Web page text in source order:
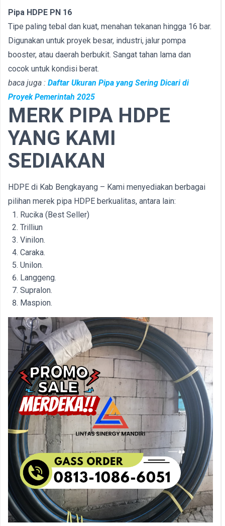
Pipa HDPE PN 16
Tipe paling tebal dan kuat, menahan tekanan hingga 16 bar.
Digunakan untuk proyek besar, industri, jalur pompa
booster, atau daerah berbukit. Sangat tahan lama dan
cocok untuk kondisi berat.
baca juga : Daftar Ukuran Pipa yang Sering Dicari di
Proyek Pemerintah 2025
MERK PIPA HDPE
YANG KAMI
SEDIAKAN
HDPE di Kab Bengkayang – Kami menyediakan berbagai
pilihan merek pipa HDPE berkualitas, antara lain:
Rucika (Best Seller)
Trilliun
Vinilon.
Caraka.
Unilon.
Langgeng.
Supralon.
Maspion.